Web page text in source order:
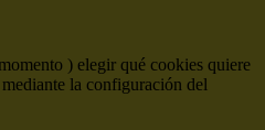
) elegir qué cookies quiere
la configuración del